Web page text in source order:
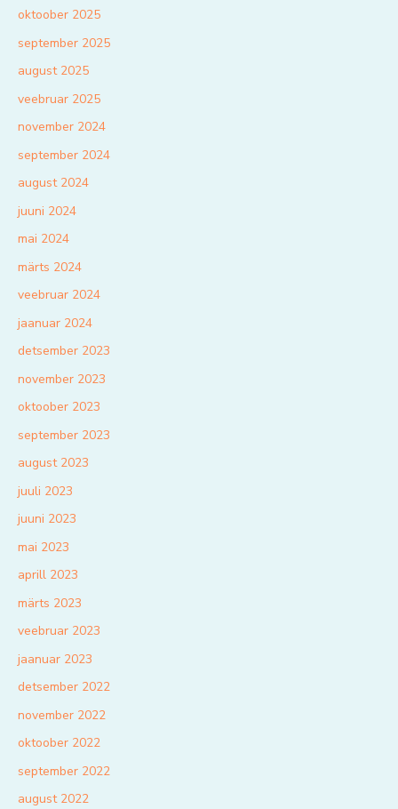
oktoober 2025
september 2025
august 2025
veebruar 2025
november 2024
september 2024
august 2024
juuni 2024
mai 2024
märts 2024
veebruar 2024
jaanuar 2024
detsember 2023
november 2023
oktoober 2023
september 2023
august 2023
juuli 2023
juuni 2023
mai 2023
aprill 2023
märts 2023
veebruar 2023
jaanuar 2023
detsember 2022
november 2022
oktoober 2022
september 2022
august 2022